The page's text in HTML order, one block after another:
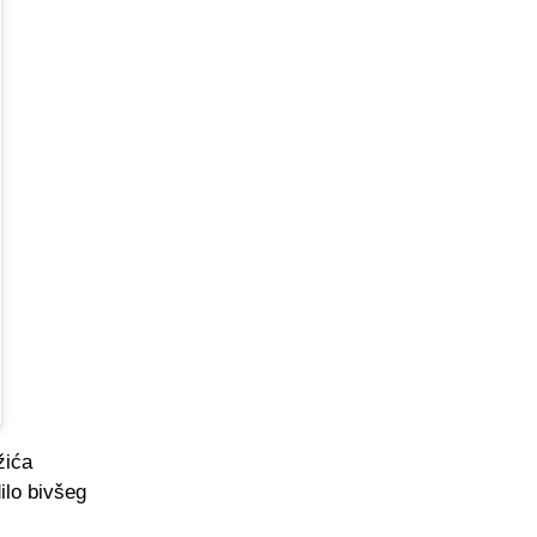
bivšeg